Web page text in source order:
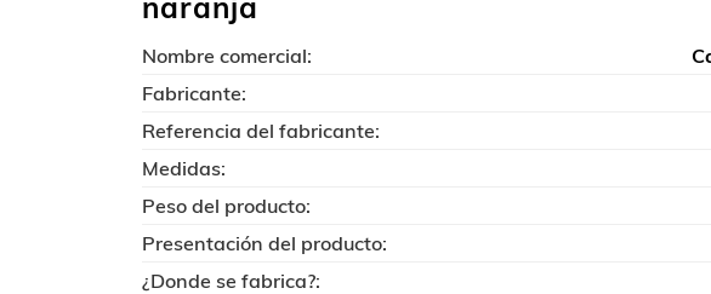
naranja
Nombre comercial:
Fabricante:
Referencia del fabricante:
Medidas:
Peso del producto:
Presentación del producto:
¿Donde se fabrica?: